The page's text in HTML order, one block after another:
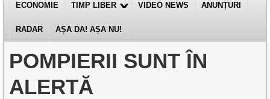
ECONOMIE TIMP LIBER VIDEO NEWS ANUNȚURI
RADAR AȘA DA! AȘA NU!
POMPIERII SUNT ÎN
ALERTĂ